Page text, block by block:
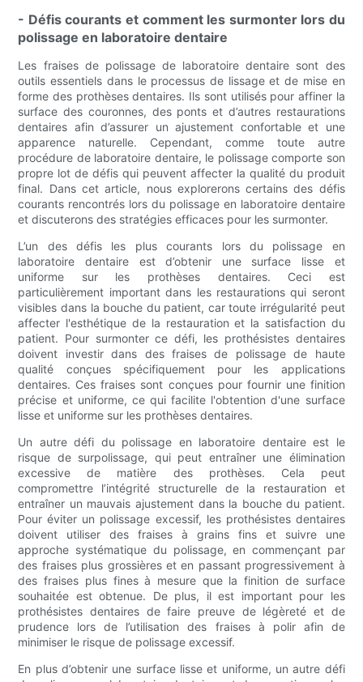
- Défis courants et comment les surmonter lors du
polissage en laboratoire dentaire
Les fraises de polissage de laboratoire dentaire sont des
outils essentiels dans le processus de lissage et de mise en
forme des prothèses dentaires. Ils sont utilisés pour affiner la
surface des couronnes, des ponts et d’autres restaurations
dentaires afin d’assurer un ajustement confortable et une
apparence naturelle. Cependant, comme toute autre
procédure de laboratoire dentaire, le polissage comporte son
propre lot de défis qui peuvent affecter la qualité du produit
final. Dans cet article, nous explorerons certains des défis
courants rencontrés lors du polissage en laboratoire dentaire
et discuterons des stratégies efficaces pour les surmonter.
L’un des défis les plus courants lors du polissage en
laboratoire dentaire est d’obtenir une surface lisse et
uniforme sur les prothèses dentaires. Ceci est
particulièrement important dans les restaurations qui seront
visibles dans la bouche du patient, car toute irrégularité peut
affecter l'esthétique de la restauration et la satisfaction du
patient. Pour surmonter ce défi, les prothésistes dentaires
doivent investir dans des fraises de polissage de haute
qualité conçues spécifiquement pour les applications
dentaires. Ces fraises sont conçues pour fournir une finition
précise et uniforme, ce qui facilite l'obtention d'une surface
lisse et uniforme sur les prothèses dentaires.
Un autre défi du polissage en laboratoire dentaire est le
risque de surpolissage, qui peut entraîner une élimination
excessive de matière des prothèses. Cela peut
compromettre l’intégrité structurelle de la restauration et
entraîner un mauvais ajustement dans la bouche du patient.
Pour éviter un polissage excessif, les prothésistes dentaires
doivent utiliser des fraises à grains fins et suivre une
approche systématique du polissage, en commençant par
des fraises plus grossières et en passant progressivement à
des fraises plus fines à mesure que la finition de surface
souhaitée est obtenue. De plus, il est important pour les
prothésistes dentaires de faire preuve de légèreté et de
prudence lors de l’utilisation des fraises à polir afin de
minimiser le risque de polissage excessif.
En plus d’obtenir une surface lisse et uniforme, un autre défi